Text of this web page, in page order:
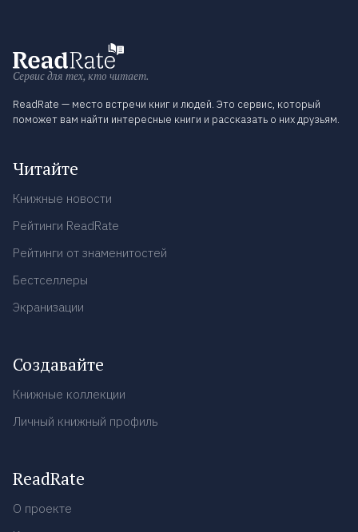
Сервис для тех, кто читает.
ReadRate — место встречи книг и людей. Это сервис, который
поможет вам найти интересные книги и рассказать о них друзьям.
Читайте
Книжные новости
Рейтинги ReadRate
Рейтинги от знаменитостей
Бестселлеры
Экранизации
Создавайте
Книжные коллекции
Личный книжный профиль
ReadRate
О проекте